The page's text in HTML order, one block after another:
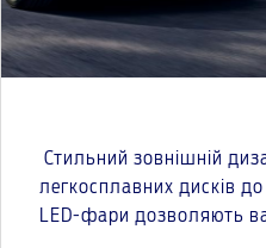
Стильний зовнішній
легкосплавних дисків
LED-фари дозволяють